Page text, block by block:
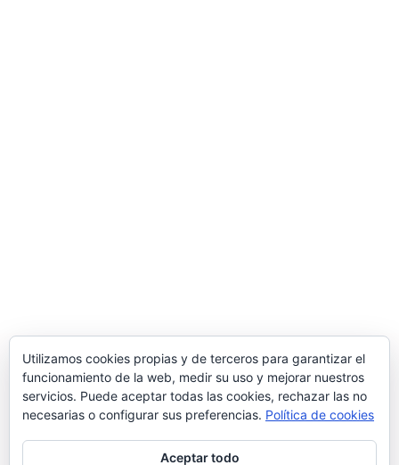
About Classifieds
Comercios
Comprueba lo aprendido
Contacto
Cuenta
Editar
Escritorio de trabajos Forum
Forum
Gracias
Guía de Empresas Home
Ingresar
Inicio
Más información sobre las cookies
News
Utilizamos cookies propias y de terceros para garantizar el
funcionamiento de la web, medir su uso y mejorar nuestros
servicios. Puede aceptar todas las cookies, rechazar las no
necesarias o configurar sus preferencias. Política de cookies
Aceptar todo